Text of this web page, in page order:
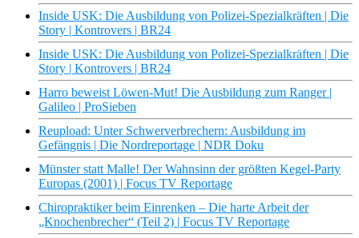
Inside USK: Die Ausbildung von Polizei-Spezialkräften | Die
Story | Kontrovers | BR24
Inside USK: Die Ausbildung von Polizei-Spezialkräften | Die
Story | Kontrovers | BR24
Harro beweist Löwen-Mut! Die Ausbildung zum Ranger |
Galileo | ProSieben
Reupload: Unter Schwerverbrechern: Ausbildung im
Gefängnis | Die Nordreportage | NDR Doku
Münster statt Malle! Der Wahnsinn der größten Kegel-Party
Europas (2001) | Focus TV Reportage
Chiropraktiker beim Einrenken – Die harte Arbeit der
„Knochenbrecher“ (Teil 2) | Focus TV Reportage